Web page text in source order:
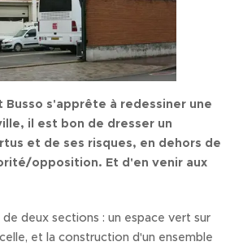
s'apprête à redessiner une
il est bon de dresser un
et de ses risques, en dehors de
opposition. Et d'en venir aux
deux sections : un espace vert sur
et la construction d'un ensemble